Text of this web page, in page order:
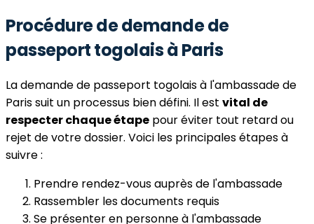
Procédure de demande de
passeport togolais à Paris
La demande de passeport togolais à l'ambassade de
Paris suit un processus bien défini. Il est vital de
respecter chaque étape pour éviter tout retard ou
rejet de votre dossier. Voici les principales étapes à
suivre :
Prendre rendez-vous auprès de l'ambassade
Rassembler les documents requis
Se présenter en personne à l'ambassade